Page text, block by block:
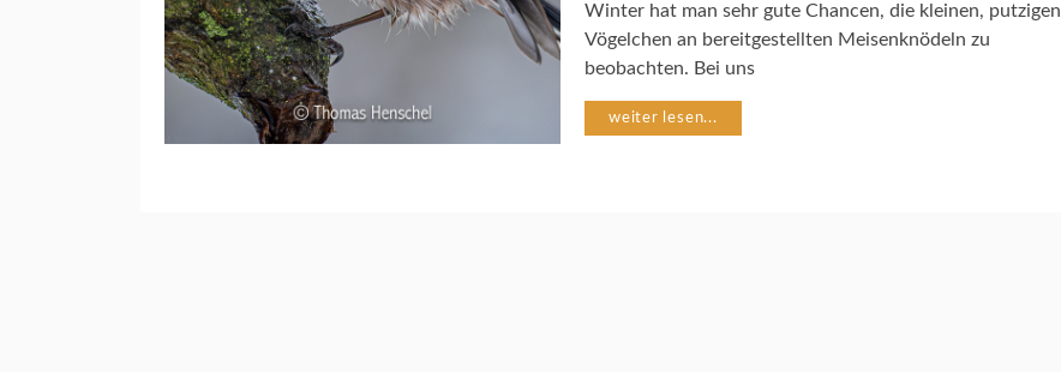
T
Winter hat man sehr gute Chancen, die kleinen, putzigen
Vögelchen an bereitgestellten Meisenknödeln zu
beobachten. Bei uns
weiter lesen...